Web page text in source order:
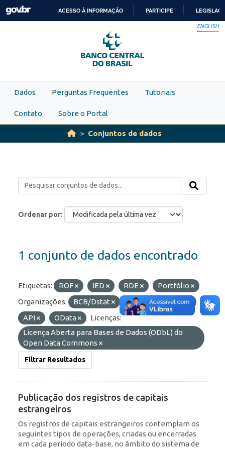
Skip to main content
PARA
O
CONTEÚDO
ACESSO À INFORMAÇÃO PARTICIPE
ENGLISH
Dados Perguntas Frequentes Tutoriais
Contato Sobre o Portal
Conjuntos de dados
Ordenar por
1 conjunto de dados encontrado
Etiquetas: ROF IED RDE
Portfólio
Organizações:
BCB/Dstat Formatos:
HTML
API
OData
Licenças:
Licença Aberta para Bases de Dados (ODbL) do
Open Data Commons
Filtrar Resultados
Publicação dos registros de capitais
estrangeiros
Os registros de capitais estrangeiros contemplam os
seguintes tipos de operações, criadas ou encerradas
em cada período data-base, no âmbito do sistema de